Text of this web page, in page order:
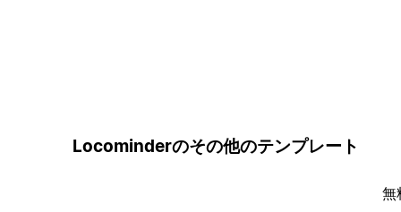
Locominderのその他のテンプレート
無